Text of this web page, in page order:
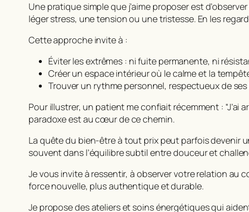
Une pratique simple que j’aime proposer est
léger stress, une tension ou une tristesse. En les
Cette approche invite à :
Éviter les extrêmes : ni fuite permanente, ni
Créer un espace intérieur où le calme et la
Trouver un rythme personnel, respectueux de
Pour illustrer, un patient me confiait récemment : “J’ai
paradoxe est au cœur de ce chemin.
La quête du bien-être à tout prixpeut parfois devenir
souvent dans l’équilibre subtil entre douceur et
Je vous invite à ressentir, à observer votre relation au
force nouvelle, plus authentique et durable.
Je propose des ateliers et soins énergétiques qui